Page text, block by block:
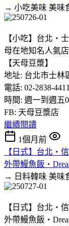
→ 小吃美味 美味
【小吃】台北‧
母在地知名人氣
【天母豆漿】
地址: 台北市士林
電話: 02-2838-4411
時間: 週一到週五
FB: 天母豆漿店
繼續閱讀
1個月前
【日式】台北‧
外帶鰻魚飯
→ 日料韓味 美味
【日式】台北‧
外帶鰻魚飯